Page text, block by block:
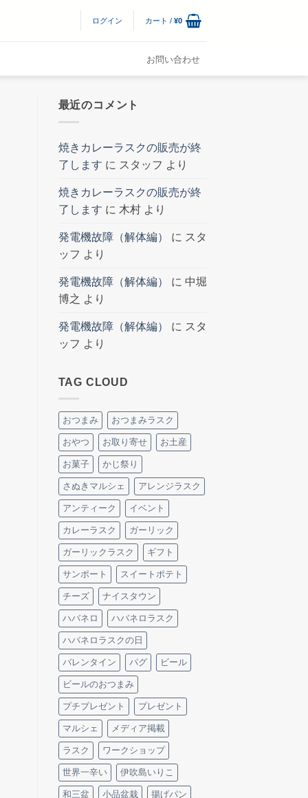
ログイン カート / ¥0
お問い合わせ
最近のコメント
焼きカレーラスクの販売が終
了します に スタッフ より
焼きカレーラスクの販売が終
了します に 木村より
発電機故障（解体編） に スタ
ッフ より
発電機故障（解体編） に 中堀
博之 より
発電機故障（解体編） に スタ
ッフ より
TAG CLOUD
おつまみ おつまみラスク
おやつ お取り寄せ お土産
お菓子 かじ祭り
さぬきマルシェ アレンジラスク
アンティーク イベント
カレーラスク ガーリック
ガーリックラスク ギフト
サンポート スイートポテト
チーズ ナイスタウン
ハバネロ ハバネロラスク
ハバネロラスクの日
バレンタイン パグ ビール
ビールのおつまみ
プチプレゼント プレゼント
マルシェ メディア掲載
ラスク ワークショップ
世界一辛い 伊吹島いりこ
和三盆 小品盆栽 揚げパン